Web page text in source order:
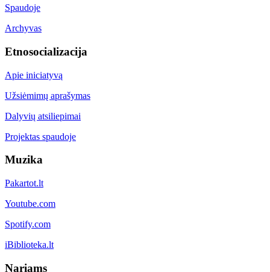
Spaudoje
Archyvas
Etnosocializacija
Apie iniciatyvą
Užsiėmimų aprašymas
Dalyvių atsiliepimai
Projektas spaudoje
Muzika
Pakartot.lt
Youtube.com
Spotify.com
iBiblioteka.lt
Nariams